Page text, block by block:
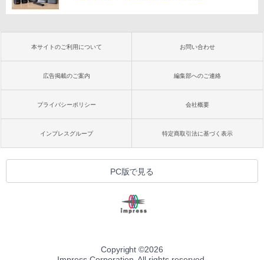
本サイトのご利用について お問い合わせ
広告掲載のご案内 編集部へのご連絡
プライバシーポリシー 会社概要
インプレスグループ 特定商取引法に基づく表示
PC版で見る
Copyright ©2026